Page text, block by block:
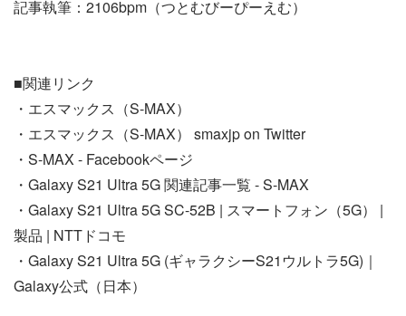
記事執筆：2106bpm（つとむびーぴーえむ）
■関連リンク
・エスマックス（S-MAX）
・エスマックス（S-MAX） smaxjp on Twitter
・S-MAX - Facebookページ
・Galaxy S21 Ultra 5G 関連記事一覧 - S-MAX
・Galaxy S21 Ultra 5G SC-52B | スマートフォン（5G） |
製品 | NTTドコモ
・Galaxy S21 Ultra 5G (ギャラクシーS21ウルトラ5G)｜
Galaxy公式（日本）